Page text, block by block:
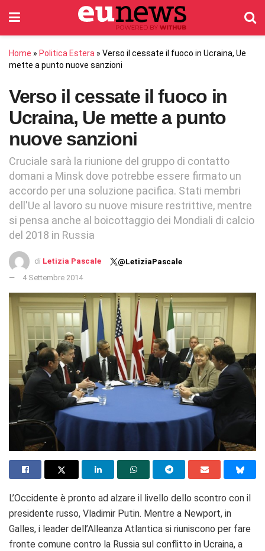
Home » Politica Estera » Verso il cessate il fuoco in Ucraina, Ue
mette a punto nuove sanzioni
Verso il cessate il fuoco in
Ucraina, Ue mette a punto
nuove sanzioni
Cruciale sarà la riunione del gruppo di contatto
domani a Minsk dove potrebbe essere firmato un
accordo per una soluzione pacifica. Stati membri
dell'Ue al lavoro su nuove misure restrittive, mentre
si pensa anche al boicottaggio dei Mondiali di calcio
del 2018 in Russia
di Letizia Pascale
@LetiziaPascale
4 Settembre 2014
L’Occidente è pronto ad alzare il livello dello scontro con il
presidente russo, Vladimir Putin. Mentre a Newport, in
Galles, i leader dell’Alleanza Atlantica si riuniscono per fare
fronte comune contro la Russia sul conflitto in Ucraina, a